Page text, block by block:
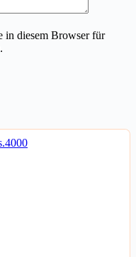
in diesem Browser für